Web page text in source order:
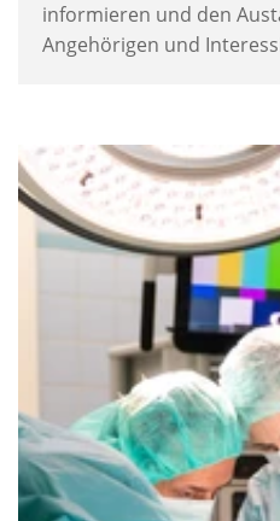
informieren und den
Angehörigen und